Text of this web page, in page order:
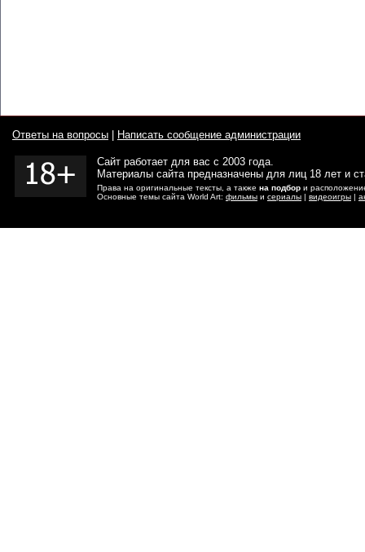
Ответы на вопросы Написать сообщение администрации
Сайт работает для вас с 2003 года.
Материалы сайта предназначены для лиц 18 лет и
Права на оригинальные тексты, а также на подбор и
Основные темы сайта World Art: фильмы и сериалы | видеоигры |